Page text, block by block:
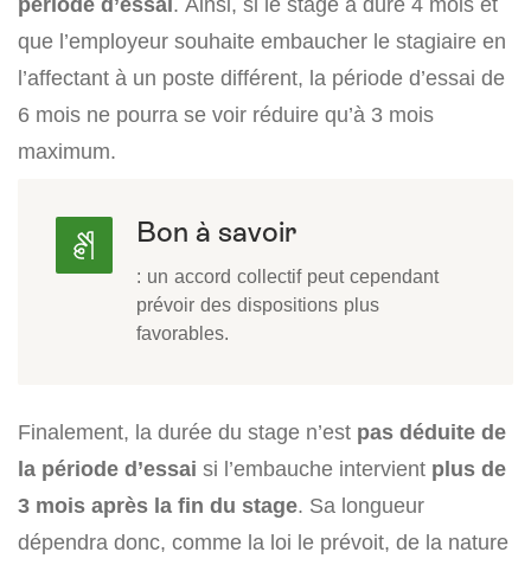
que l’employeur souhaite embaucher le stagiaire en
l’affectant à un poste différent, la période d’essai de
6 mois ne pourra se voir réduire qu’à 3 mois
maximum.
Bon à savoir
: un accord collectif peut cependant
prévoir des dispositions plus
favorables.
Finalement, la durée du stage n’est pas déduite de
la période d’essai si l’embauche intervient plus de
3 mois après la fin du stage. Sa longueur
dépendra donc, comme la loi le prévoit, de la nature